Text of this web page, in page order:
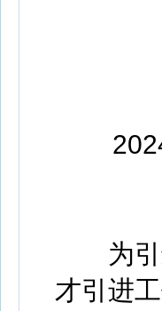
2024
为引进
才引进